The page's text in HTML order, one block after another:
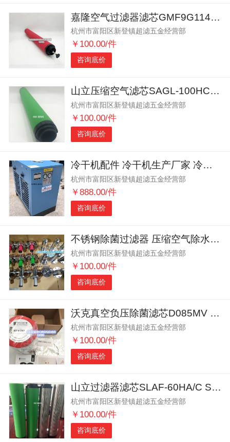
嘉隆空气过滤器滤芯GMF9G11485 GMF7GN1485
杭州市富阳区新登镇超滤五金经营部
￥100.00/件
咨询底价
山立压缩空气滤芯SAGL-100HC SAGL-100HT
杭州市富阳区新登镇超滤五金经营部
￥100.00/件
咨询底价
冷干机配件 冷干机生产厂家 冷干机供应商 空压机干燥机
杭州市富阳区新登镇超滤五金经营部
￥888.00/件
咨询底价
不锈钢除菌过滤器 压缩空气除水除油杂质 食品级法兰连接
杭州市富阳区新登镇超滤五金经营部
￥100.00/件
咨询底价
沃克真空负压除菌滤芯D085MV D195MV D250MV
杭州市富阳区新登镇超滤五金经营部
￥100.00/件
咨询底价
山立过滤器滤芯SLAF-60HA/C SLAF-60HC/C
杭州市富阳区新登镇超滤五金经营部
￥100.00/件
咨询底价